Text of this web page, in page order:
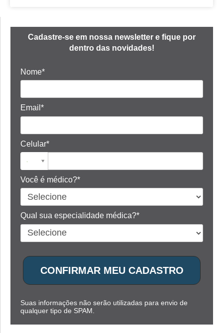
Cadastre-se em nossa newsletter e fique por
dentro das novidades!
Nome*
Email*
Celular*
Você é médico?*
Qual sua especialidade médica?*
CONFIRMAR MEU CADASTRO
Suas informações não serão utilizadas para envio de
qualquer tipo de SPAM.